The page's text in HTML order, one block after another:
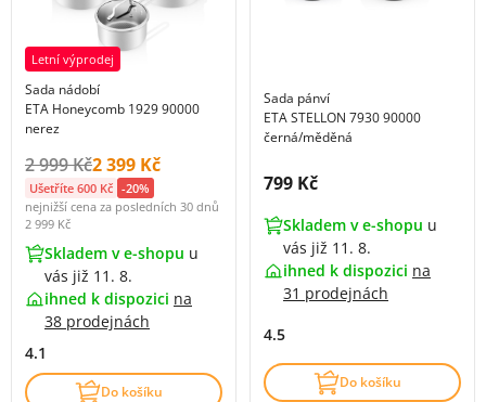
Letní výprodej
Sada nádobí
ETA Honeycomb 1929 90000
nerez
Původní cena s DPH:
2 999 KčCena s DPH:
2 399 Kč
Ušetříte 600 Kč -20%
nejnižší cena za posledních 30 dnů
2 999 Kč
Skladem v e-shopu u
vás již 11. 8.
ihned k dispozici na
38 prodejnách
4.1
Do košíku
Sada pánví
ETA STELLON 7930 90000
černá/měděná
Cena s DPH:
799 Kč
Skladem v e-shopu u
vás již 11. 8.
ihned k dispozici na
31 prodejnách
4.5
Do košíku